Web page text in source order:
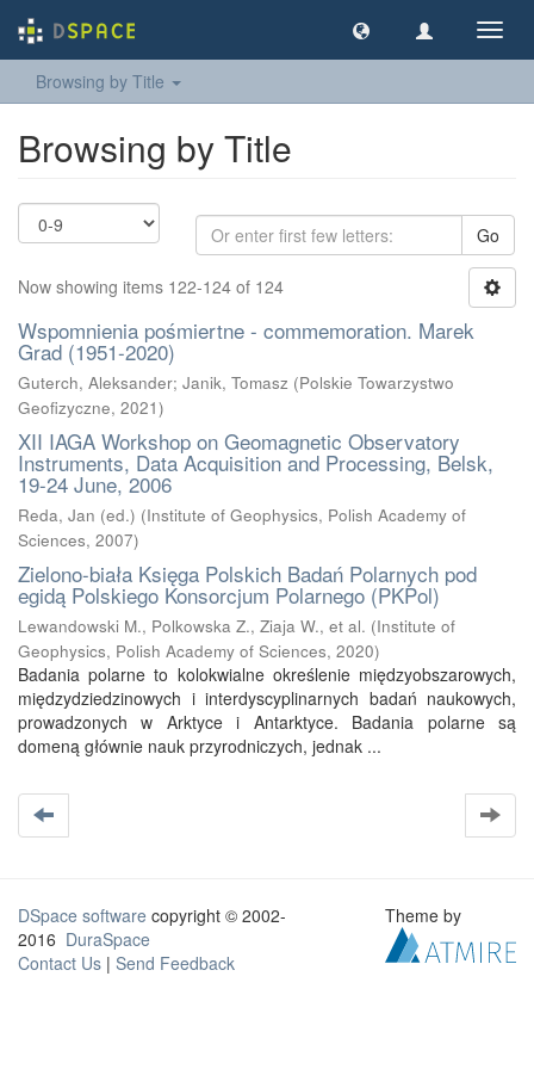
Browsing by Title
Browsing by Title
Go
Now showing items 122-124 of 124
Wspomnienia pośmiertne - commemoration. Marek
Grad (1951-2020)
Guterch, Aleksander; Janik, Tomasz (Polskie Towarzystwo
Geofizyczne, 2021)
XII IAGA Workshop on Geomagnetic Observatory
Instruments, Data Acquisition and Processing, Belsk,
19-24 June, 2006
Reda, Jan (ed.) (Institute of Geophysics, Polish Academy of
Sciences, 2007)
Zielono-biała Księga Polskich Badań Polarnych pod
egidą Polskiego Konsorcjum Polarnego (PKPol)
Lewandowski M., Polkowska Z., Ziaja W., et al. (Institute of
Geophysics, Polish Academy of Sciences, 2020)
Badania polarne to kolokwialne określenie międzyobszarowych,
międzydziedzinowych i interdyscyplinarnych badań naukowych,
prowadzonych w Arktyce i Antarktyce. Badania polarne są
domeną głównie nauk przyrodniczych, jednak ...
DSpace software copyright © 2002-
2016 DuraSpace
Contact Us | Send Feedback
Theme by